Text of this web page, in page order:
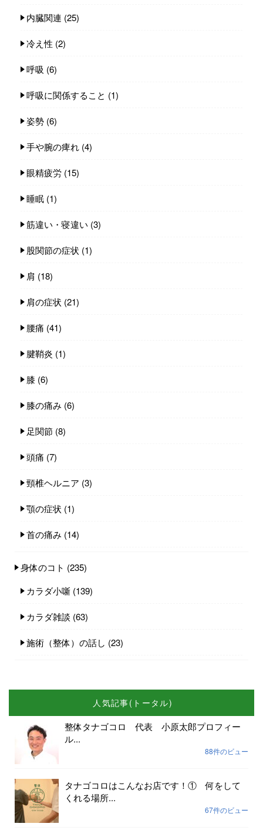
内臓関連 (25)
冷え性 (2)
呼吸 (6)
呼吸に関係すること (1)
姿勢 (6)
手や腕の痺れ (4)
眼精疲労 (15)
睡眠 (1)
筋違い・寝違い (3)
股関節の症状 (1)
肩 (18)
肩の症状 (21)
腰痛 (41)
腱鞘炎 (1)
膝 (6)
膝の痛み (6)
足関節 (8)
頭痛 (7)
頸椎ヘルニア (3)
顎の症状 (1)
首の痛み (14)
身体のコト (235)
カラダ小噺 (139)
カラダ雑談 (63)
施術（整体）の話し (23)
人気記事(トータル)
整体タナゴコロ 代表 小原太郎プロフィー
ル...
88件のビュー
タナゴコロはこんなお店です！① 何をして
くれる場所...
67件のビュー